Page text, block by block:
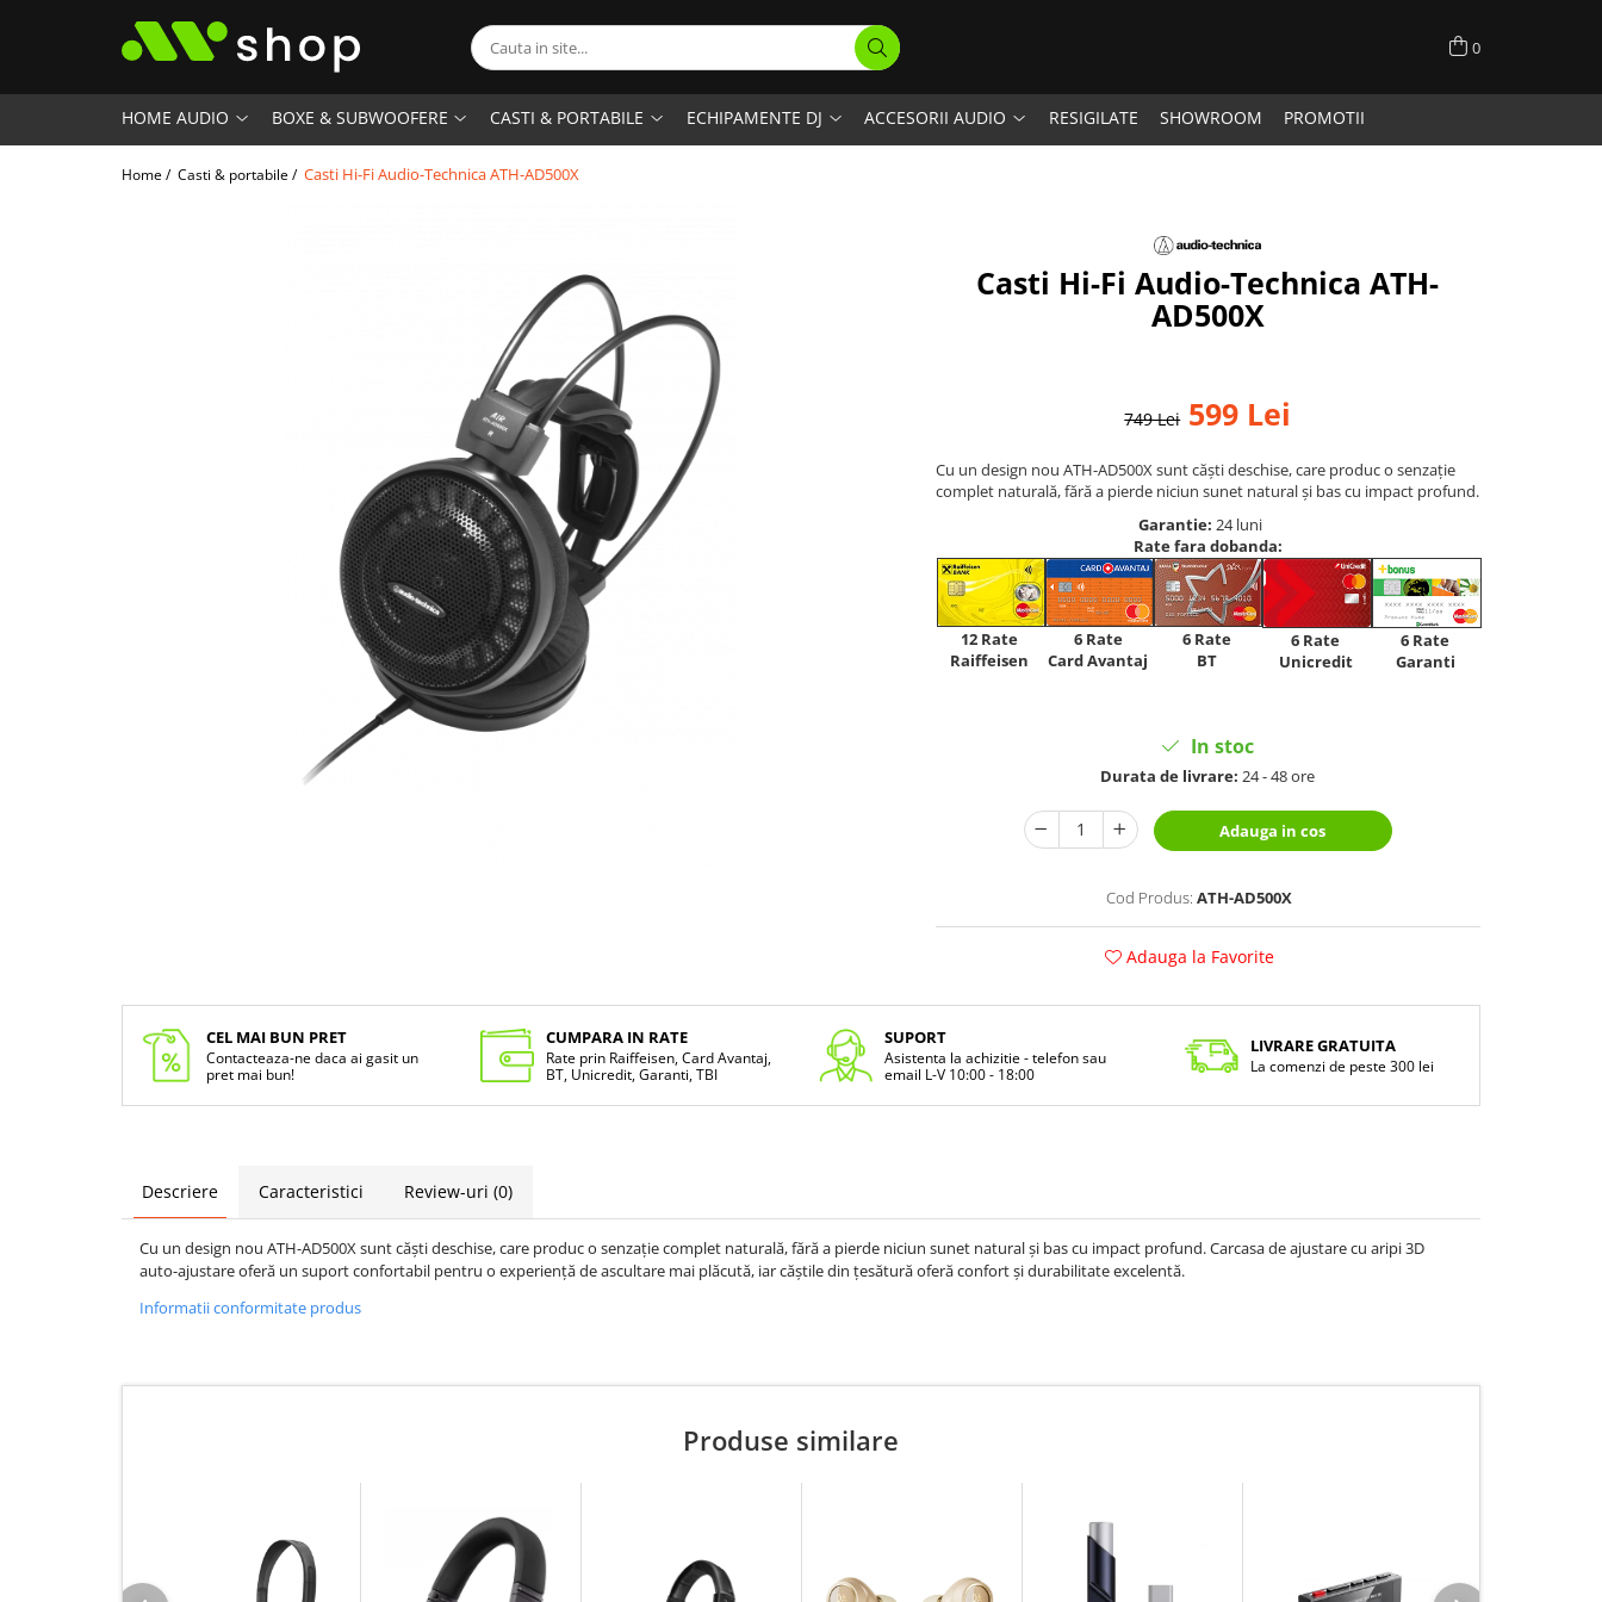
0
HOME AUDIO BOXE & SUBWOOFERE CASTI & PORTABILE ECHIPAMENTE DJ ACCESORII AUDIO RESIGILATE SHOWROOM PROMOTII
Home / Casti & portabile / Casti Hi-Fi Audio-Technica ATH-AD500X
Casti Hi-Fi Audio-Technica ATH-
AD500X
749 Lei 599 Lei
Cu un design nou ATH-AD500X sunt căști deschise, care produc o senzație
complet naturală, fără a pierde niciun sunet natural și bas cu impact profund.
Garantie: 24 luni
Rate fara dobanda:
12 Rate
Raiffeisen
6 Rate
Card Avantaj
6 Rate
BT
6 Rate
Unicredit
6 Rate
Garanti
In stoc
Durata de livrare: 24 - 48 ore
Adauga in cos
Cod Produs: ATH-AD500X
Adauga la Favorite
CEL MAI BUN PRET
Contacteaza-ne daca ai gasit un
pret mai bun!
CUMPARA IN RATE
Rate prin Raiffeisen, Card Avantaj,
BT, Unicredit, Garanti, TBI
SUPORT
Asistenta la achizitie - telefon sau
email L-V 10:00 - 18:00
LIVRARE GRATUITA
La comenzi de peste 300 lei
Descriere Caracteristici Review-uri (0)
Cu un design nou ATH-AD500X sunt căști deschise, care produc o senzație complet naturală, fără a pierde niciun sunet natural și bas cu impact profund. Carcasa de ajustare cu aripi 3D
auto-ajustare oferă un suport confortabil pentru o experiență de ascultare mai plăcută, iar căștile din țesătură oferă confort și durabilitate excelentă.
Informatii conformitate produs
Produse similare